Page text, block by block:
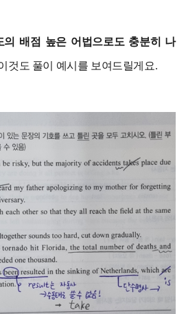
의 배점 높은 어법으로도 충분히 나
것도 풀이 예시를 보여드릴게요.